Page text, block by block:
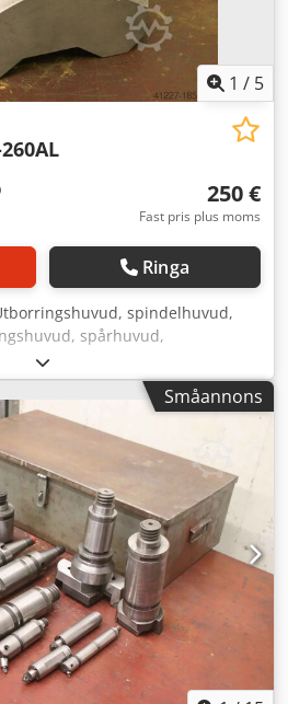
1 / 5
250 €
Fast pris plus moms
Ringa
spindelhuvud,
spårhuvud,
spindelverktyg -
Eu Specgewa -Infästning: SK50 -
-Spindelmått -Mått:
kg
Småannons